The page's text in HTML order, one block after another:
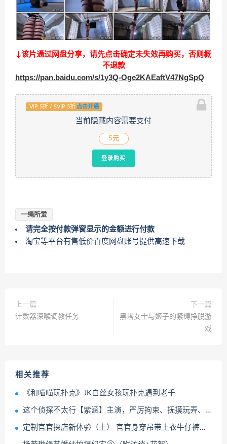
↓该片通过网盘分享，请先点击确定未失效再购买，否则概
不退款
https://pan.baidu.com/s/1y3Q-Oge2KAEaftV47NgSpQ
VIP 5折 / SVIP 5折 点击开通
当前隐藏内容需要支付
5元
登录购买
一绳所爱
请完全按付款弹窗显示的金额进行付款
淘宝等平台有售低价百度网盘账号提供高速下载
上一篇
计数器深喉调教任务
下一篇
黑塔女士与姬子的紧缚挣脱游
戏
相关推荐
《和喵喵玩扑克》JK白丝女孩玩扑克遇到老千
这个侦探不太行【紫涵】主演，严厉拘束、抚摸玩弄、放置GC
定制官官探店新体验（上） 官官身穿吊带上衣牛仔裤体验坐绳吊缚、开腿器等项目 逐帧展示绝美面庞与妖娆身...